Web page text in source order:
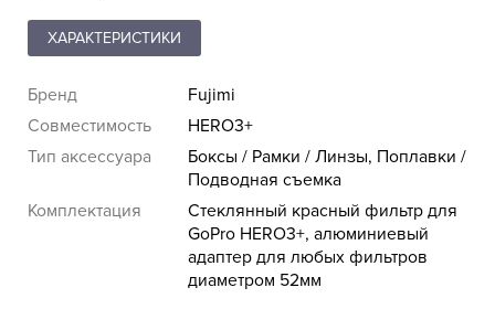
ХАРАКТЕРИСТИКИ
Бренд
Fujimi
Совместимость
HERO3+
Тип аксессуара
Боксы / Рамки / Линзы, Поплавки /
Подводная съемка
Комплектация
Стеклянный красный фильтр для
GoPro HERO3+, алюминиевый
адаптер для любых фильтров
диаметром 52мм